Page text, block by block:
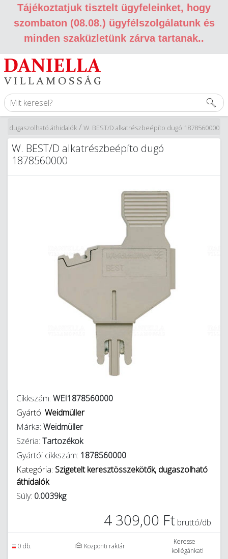
Tájékoztatjuk tisztelt ügyfeleinket, hogy
szombaton (08.08.) ügyfélszolgálatunk és
minden szaküzletünk zárva tartanak..
W. BEST/D alkatrészbeépíto dugó 1878560000
/
dugaszolható áthidalók
W. BEST/D alkatrészbeépíto dugó
1878560000
Cikkszám: WEI1878560000
Gyártó: Weidmüller
Márka: Weidmüller
Széria: Tartozékok
Gyártói cikkszám: 1878560000
Kategória: Szigetelt keresztösszekötők, dugaszolható
áthidalók
Súly: 0.0039kg
4 309,00 Ft bruttó/db.
0 db. Központi raktár
Keresse
kollégánkat!